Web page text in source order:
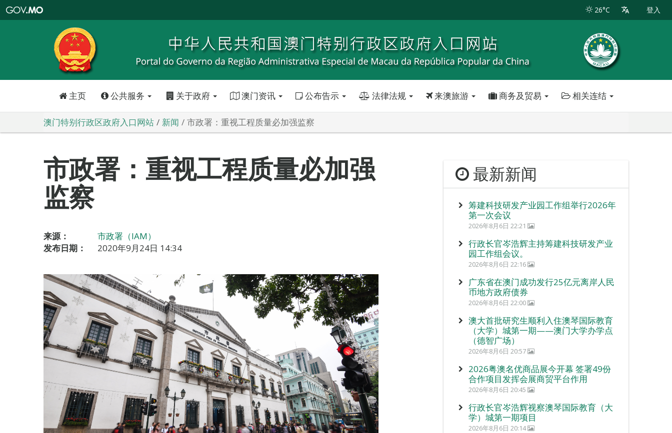
特
政
区
政
口
26°C 登入
主页 公共服务 关于政府 澳门资讯 公布告示 法律法规 来澳旅游 商务及贸易 相关连结
澳门特别行政区政府入口网站 新闻 市政署：重视工程质量必加强监察
市政署：重视工程质量必加强
监察
来源：
市政署（IAM）
发布日期：
2020年9月24日 14:34
最新新闻
筹建科技研发产业园工作组举行2026年
第一次会议
2026年8月6日 22:21
行政长官岑浩辉主持筹建科技研发产业
园工作组会议。
2026年8月6日 22:16
广东省在澳门成功发行25亿元离岸人民
币地方政府债券
2026年8月6日 22:00
澳大首批研究生顺利入住澳琴国际教育
（大学）城第一期——澳门大学办学点
（德智广场）
2026年8月6日 20:57
2026粤澳名优商品展今开幕 签署49份
合作项目发挥会展商贸平台作用
2026年8月6日 20:45
行政长官岑浩辉视察澳琴国际教育（大
学）城第一期项目
2026年8月6日 20:14